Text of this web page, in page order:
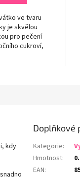
ve tvaru
je skvělou
pro pečení
cukroví,
kdy
Doplňkové
Kategorie:
Hmotnost:
EAN: